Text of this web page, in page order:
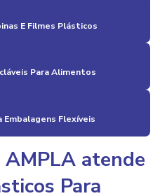
Cores
E Filmes Plásticos
Para Alimentos
Embalagens Flexíveis
AMPLA atende
Para